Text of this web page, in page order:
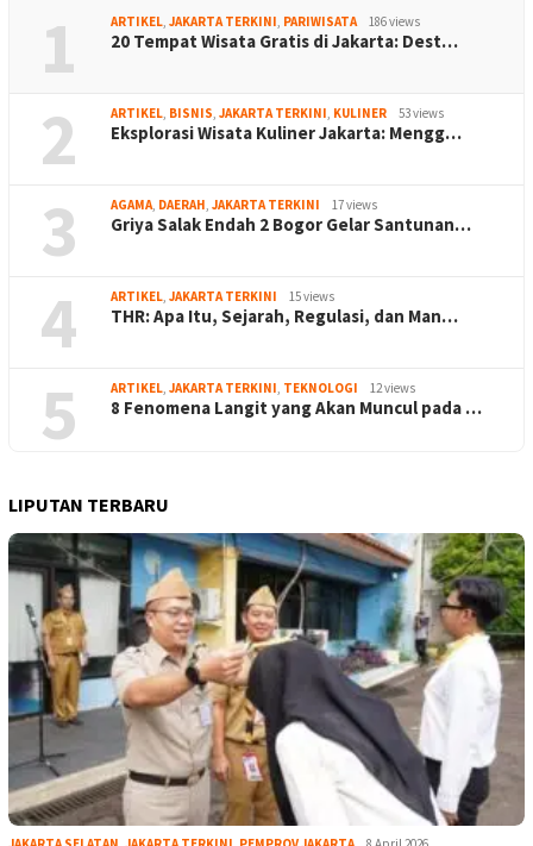
1 ARTIKEL, JAKARTA TERKINI, PARIWISATA 186 views
20 Tempat Wisata Gratis di Jakarta: Dest…
2 ARTIKEL, BISNIS, JAKARTA TERKINI, KULINER 53 views
Eksplorasi Wisata Kuliner Jakarta: Mengg…
3 AGAMA, DAERAH, JAKARTA TERKINI 17 views
Griya Salak Endah 2 Bogor Gelar Santunan…
4 ARTIKEL, JAKARTA TERKINI 15 views
THR: Apa Itu, Sejarah, Regulasi, dan Man…
5 ARTIKEL, JAKARTA TERKINI, TEKNOLOGI 12 views
8 Fenomena Langit yang Akan Muncul pada …
LIPUTAN TERBARU